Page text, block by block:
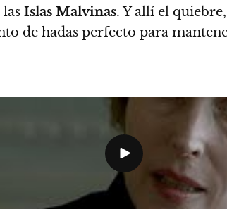
Islas Malvinas. Y allí el
de hadas perfecto para